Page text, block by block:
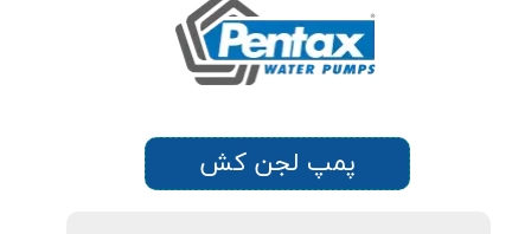
پمپ لجن کش